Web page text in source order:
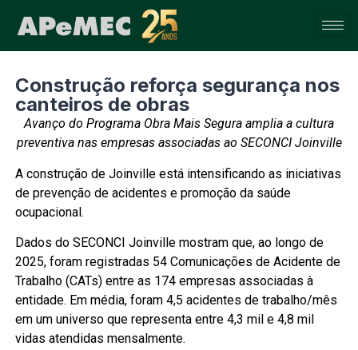
Construção reforça segurança nos
canteiros de obras
Avanço do Programa Obra Mais Segura amplia a cultura
preventiva nas empresas associadas ao SECONCI Joinville
A construção de Joinville está intensificando as iniciativas
de prevenção de acidentes e promoção da saúde
ocupacional.
Dados do SECONCI Joinville mostram que, ao longo de
2025, foram registradas 54 Comunicações de Acidente de
Trabalho (CATs) entre as 174 empresas associadas à
entidade. Em média, foram 4,5 acidentes de trabalho/mês
em um universo que representa entre 4,3 mil e 4,8 mil
vidas atendidas mensalmente.